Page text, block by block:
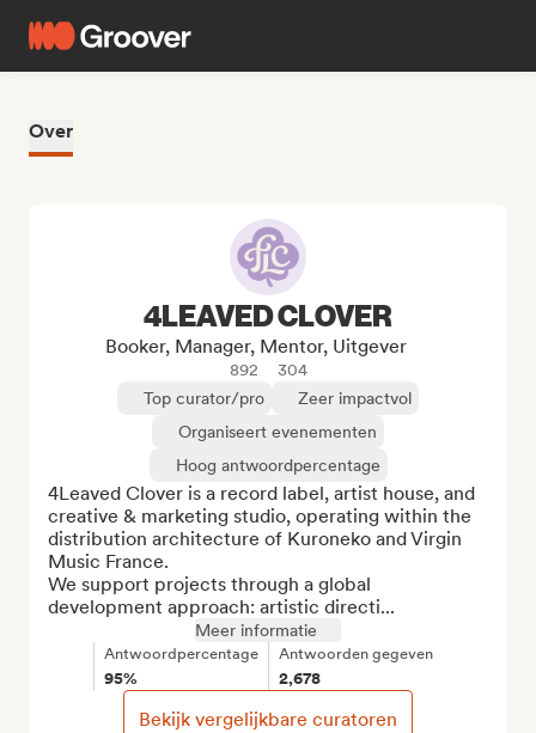
Over
4LEAVED CLOVER
Booker, Manager, Mentor, Uitgever
892
304
Top curator/pro
Zeer impactvol
Organiseert evenementen
Hoog antwoordpercentage
4Leaved Clover is a record label, artist house, and
creative & marketing studio, operating within the
distribution architecture of Kuroneko and Virgin
Music France.
We support projects through a global
development approach: artistic directi...
Meer informatie
Antwoordpercentage
95%
Antwoorden gegeven
2,678
Bekijk vergelijkbare curatoren